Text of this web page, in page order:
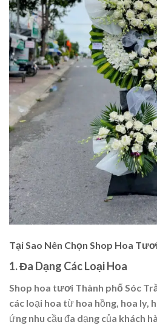
Tại Sao Nên Chọn Shop Hoa
1. Đa Dạng Các Loại Hoa
Shop hoa tươi Thành phố Sóc
các loại hoa từ hoa hồng, hoa ly,
ứng nhu cầu đa dạng của khách